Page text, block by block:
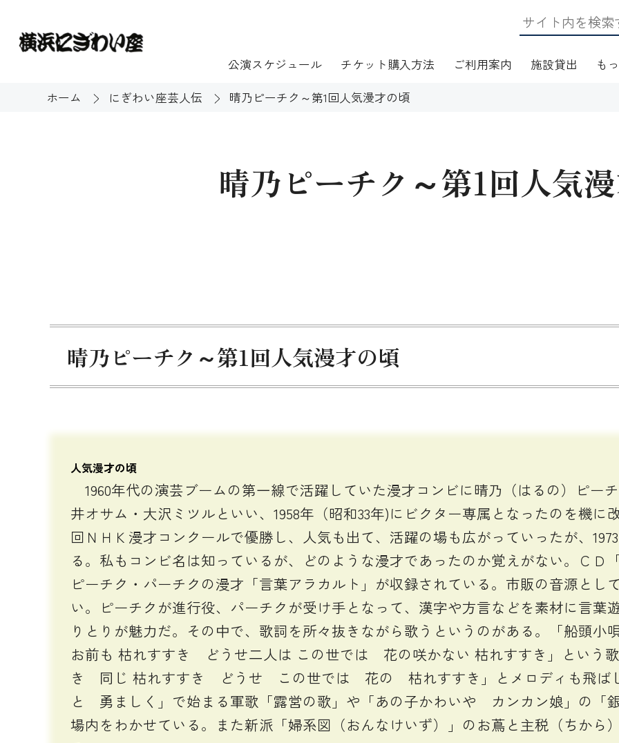
公演スケジュール チケット購入方法
団体のお客様へ
ご利用案内
開館時間・休館日・アクセス フロアマップ
施設貸出
利用料金 施設資料
も
展示 ワークショップ
ホーム にぎわい座芸人伝 晴乃ピーチク～第1回人気漫才の頃
晴乃ピーチク～第1回人気
晴乃ピーチク～第1回人気漫才の頃
人気漫才の頃
1960年代の演芸ブームの第一線で活躍していた漫才コンビに晴乃（はるの）ピー
井オサム・大沢ミツルといい、1958年（昭和33年)にビクター専属となったのを機に
回ＮＨＫ漫才コンクールで優勝し、人気も出て、活躍の場も広がっていったが、
る。私もコンビ名は知っているが、どのような漫才であったのか覚えがない。ＣＤ
ピーチク・パーチクの漫才「言葉アラカルト」が収録されている。市販の音源とし
い。ピーチクが進行役、パーチクが受け手となって、漢字や方言などを素材に言葉
りとりが魅力だ。その中で、歌詞を所々抜きながら歌うというのがある。「船頭
お前も 枯れすすき どうせ二人は この世では 花の咲かない 枯れすすき」という
き 同じ 枯れすすき どうせ この世では 花の 枯れすすき」とメロディも飛ば
と 勇ましく」で始まる軍歌「露営の歌」や「あの子かわいや カンカン娘」の「
場内をわかせている。また新派「婦系図（おんなけいず）」のお蔦と主税（ちから